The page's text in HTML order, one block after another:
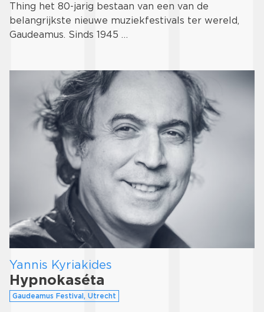
Thing het 80-jarig bestaan van een van de
belangrijkste nieuwe muziekfestivals ter wereld,
Gaudeamus. Sinds 1945 …
Yannis Kyriakides
Hypnokaséta
Gaudeamus Festival, Utrecht